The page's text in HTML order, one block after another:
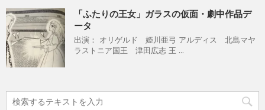
「ふたりの王女」ガラスの仮面・劇中作品デ
ータ
出演： オリゲルド 姫川亜弓 アルディス 北島マヤ
ラストニア国王 津田広志 王 ...